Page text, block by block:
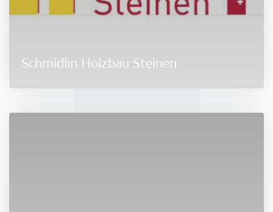
Schmidlin Holzbau Steinen